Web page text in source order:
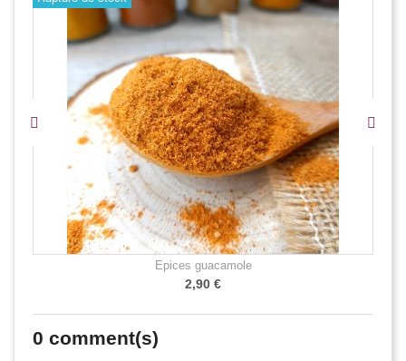
Épices guacamole
2,90 €
0 comment(s)